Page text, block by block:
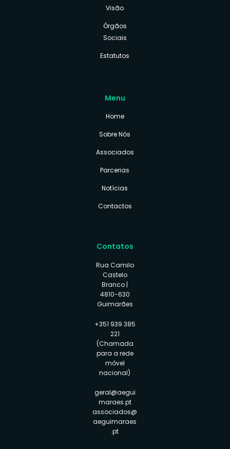
Visão
Órgãos
Sociais
Estatutos
Menu
Home
Sobre Nós
Associados
Parcerias
Notícias
Contactos
Contatos
Rua Camilo
Castelo
Branco |
4810-630
Guimarães
+351 939 385
221
(Chamada
para a rede
móvel
nacional)
geral@aegui
maraes.pt
associados@
aeguimaraes
.pt